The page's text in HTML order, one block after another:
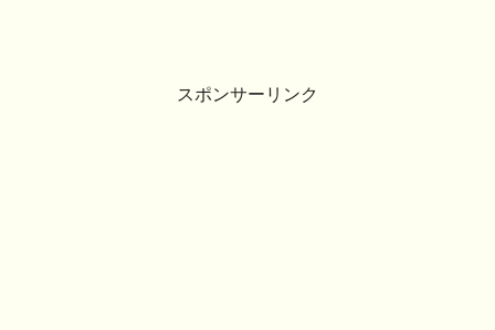
スポンサーリンク